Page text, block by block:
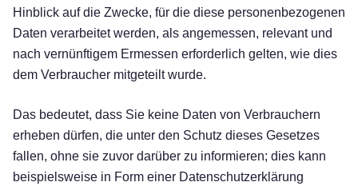
Hinblick auf die Zwecke, für die diese personenbezogenen
Daten verarbeitet werden, als angemessen, relevant und
nach vernünftigem Ermessen erforderlich gelten, wie dies
dem Verbraucher mitgeteilt wurde.
Das bedeutet, dass Sie keine Daten von Verbrauchern
erheben dürfen, die unter den Schutz dieses Gesetzes
fallen, ohne sie zuvor darüber zu informieren; dies kann
beispielsweise in Form einer Datenschutzerklärung